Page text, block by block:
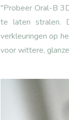
"Probeer Oral-B
te laten stralen.
verkleuringen op
voor wittere,